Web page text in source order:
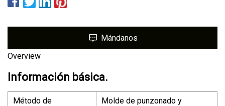
Mándanos
Overview
Información básica.
Método de
Molde de punzonado y